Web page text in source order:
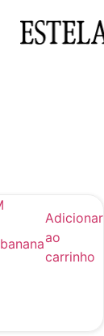
Adicionar
ao
carrinho